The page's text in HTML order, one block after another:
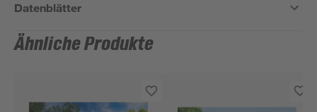
Datenblätter
Ähnliche Produkte